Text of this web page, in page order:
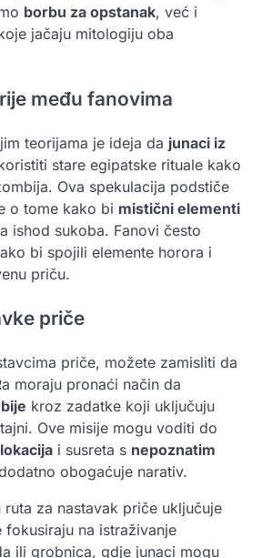
borbu za opstanak, već i
jačaju mitologiju oba
među fanovima
teorijama je ideja da junaci iz
stare egipatske rituale kako
Ova spekulacija podstiče
o tome kako bi mistični elementi
ishod sukoba. Fanovi često
bi spojili elemente horora i
priču.
priče
priče, možete zamisliti da
moraju pronaći način da
kroz zadatke koji uključuju
Ove misije mogu voditi do
i susreta s nepoznatim
obogaćuje narativ.
za nastavak priče uključuje
fokusiraju na istraživanje
ili grobnica, gdje junaci mogu